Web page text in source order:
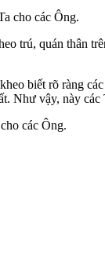
cho các Ông.
trú, quán
biết rõ ràng
Như vậy, này
các Ông.